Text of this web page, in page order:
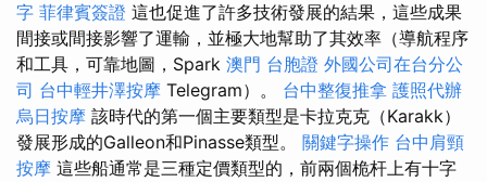
字 菲律賓簽證 這也促進了許多技術發展的結果，這些成果
間接或間接影響了運輸，並極大地幫助了其效率（導航程序
和工具，可靠地圖，Spark 澳門 台胞證 外國公司在台分公
司 台中輕井澤按摩 Telegram）。 台中整復推拿 護照代辦
烏日按摩 該時代的第一個主要類型是卡拉克克（Karakk）
發展形成的Galleon和Pinasse類型。 關鍵字操作 台中肩頸
按摩 這些船通常是三種定價類型的，前兩個桅杆上有十字